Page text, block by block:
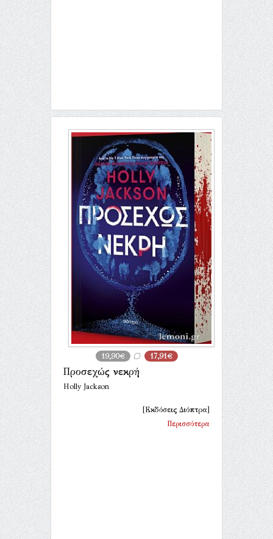
19,90€ 17,91€
Προσεχώς νεκρή
Holly Jackson
[Εκδόσεις Διόπτρα]
Περισσότερα